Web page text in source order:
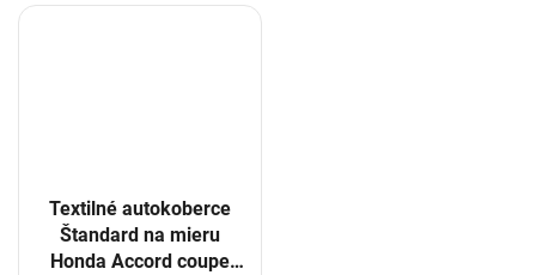
Textilné autokoberce
Štandard na mieru
Honda Accord coupe